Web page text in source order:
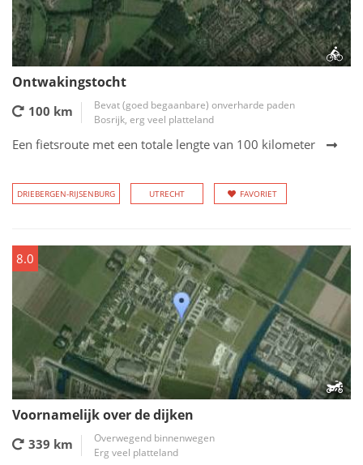
Ontwakingstocht
100 km
Bevat (goed begaanbare) onverharde paden
Bosrijk, erg veel platteland
Een fietsroute met een totale lengte van 100 kilometer
DRIEBERGEN-RIJSENBURG UTRECHT FAVORIET
8.0
Voornamelijk over de dijken
339 km
Overwegend binnenwegen
Erg veel platteland